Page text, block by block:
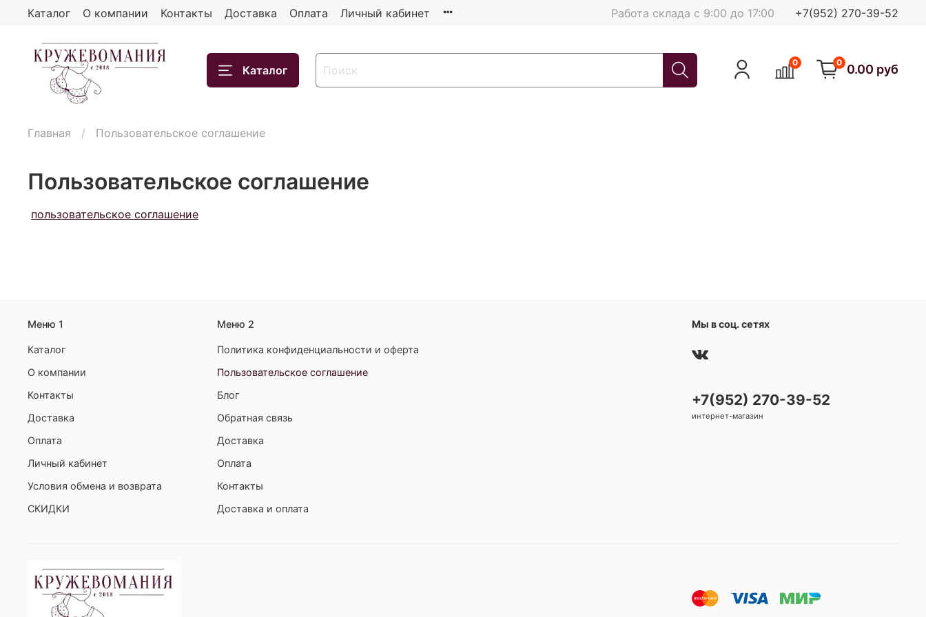
Каталог О компании Контакты Доставка Оплата Личный кабинет Работа склада с 9:00 до 17:00 +7(952) 270-39-52
Каталог
0 0 0.00 руб
Главная Пользовательское соглашение
Пользовательское соглашение
пользовательское соглашение
Меню 1
Каталог
О компании
Контакты
Доставка
Оплата
Личный кабинет
Условия обмена и возврата
СКИДКИ
Меню 2
Политика конфиденциальности и оферта
Пользовательское соглашение
Блог
Обратная связь
Доставка
Оплата
Контакты
Доставка и оплата
Мы в соц. сетях
+7(952) 270-39-52
интернет-магазин